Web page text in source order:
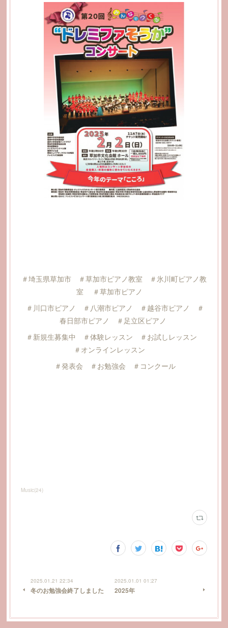
＃埼玉県草加市 ＃草加市ピアノ教室 ＃氷川町ピアノ教
室 ＃草加市ピアノ
＃川口市ピアノ ＃八潮市ピアノ ＃越谷市ピアノ ＃
春日部市ピアノ ＃足立区ピアノ
＃新規生募集中 ＃体験レッスン ＃お試しレッスン
＃オンラインレッスン
＃発表会 ＃お勉強会 ＃コンクール
Music(24)
2025.01.21 22:34
冬のお勉強会終了しました
2025.01.01 01:27
2025年